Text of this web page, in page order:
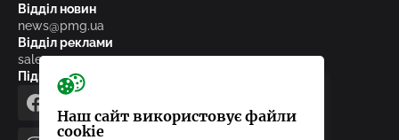
Відділ новин
news@pmg.ua
Відділ реклами
sales@pmg.ua
Підписуйтесь на нас у соціальних мережах
facebooktelegram
Наш сайт використовує файли
cookie